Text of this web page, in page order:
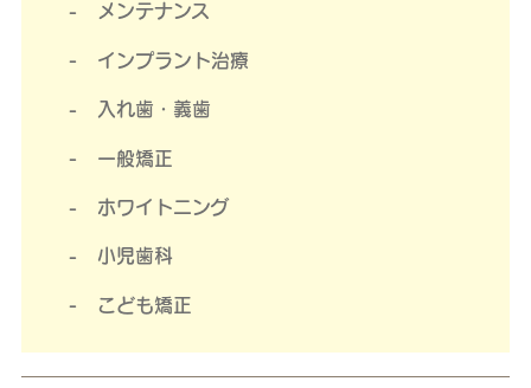
メンテナンス
インプラント治療
入れ歯・義歯
一般矯正
ホワイトニング
小児歯科
こども矯正